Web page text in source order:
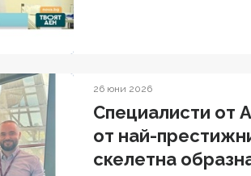
26 юни 2026
Специалисти от
от най-
скелетна